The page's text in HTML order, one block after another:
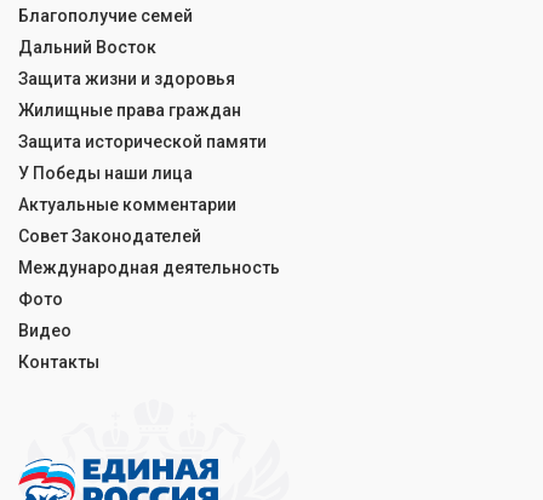
Благополучие семей
Дальний Восток
Защита жизни и здоровья
Жилищные права граждан
Защита исторической памяти
У Победы наши лица
Актуальные комментарии
Совет Законодателей
Международная деятельность
Фото
Видео
Контакты